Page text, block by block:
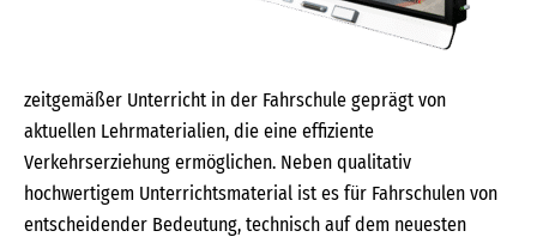
zeitgemäßer Unterricht in der Fahrschule geprägt von
aktuellen Lehrmaterialien, die eine effiziente
Verkehrserziehung ermöglichen. Neben qualitativ
hochwertigem Unterrichtsmaterial ist es für Fahrschulen von
entscheidender Bedeutung, technisch auf dem neuesten